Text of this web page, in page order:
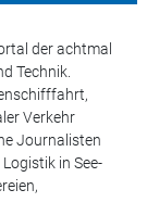
der achtmal
Technik.
Verkehr
Journalisten
in See-